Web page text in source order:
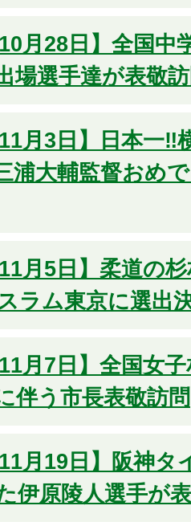
10月28日】全国中
場選手達が表敬
11月3日】日本一
浦大輔監督おめ
11月5日】柔道の
ラム東京に選出
11月7日】全国女
伴う市長表敬訪問
11月19日】阪神
伊原陵人選手が